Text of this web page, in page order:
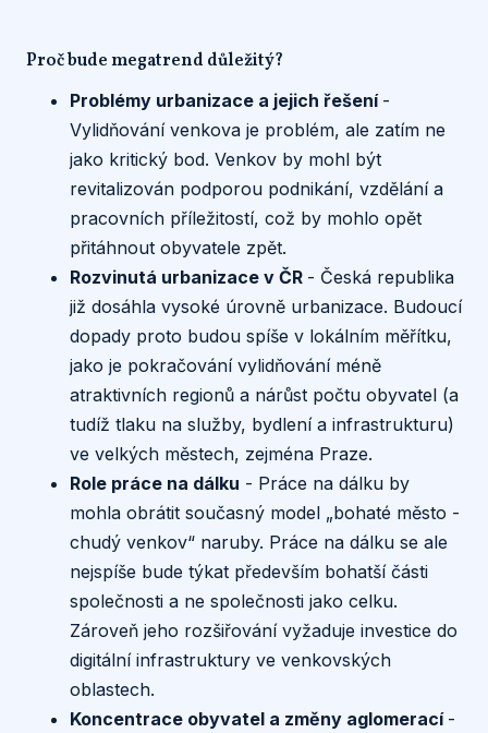
Proč bude megatrend důležitý?
Problémy urbanizace a jejich řešení -
Vylidňování venkova je problém, ale zatím ne
jako kritický bod. Venkov by mohl být
revitalizován podporou podnikání, vzdělání a
pracovních příležitostí, což by mohlo opět
přitáhnout obyvatele zpět.
Rozvinutá urbanizace v ČR - Česká republika
již dosáhla vysoké úrovně urbanizace. Budoucí
dopady proto budou spíše v lokálním měřítku,
jako je pokračování vylidňování méně
atraktivních regionů a nárůst počtu obyvatel (a
tudíž tlaku na služby, bydlení a infrastrukturu)
ve velkých městech, zejména Praze.
Role práce na dálku - Práce na dálku by
mohla obrátit současný model „bohaté město -
chudý venkov“ naruby. Práce na dálku se ale
nejspíše bude týkat především bohatší části
společnosti a ne společnosti jako celku.
Zároveň jeho rozšiřování vyžaduje investice do
digitální infrastruktury ve venkovských
oblastech.
Koncentrace obyvatel a změny aglomerací -